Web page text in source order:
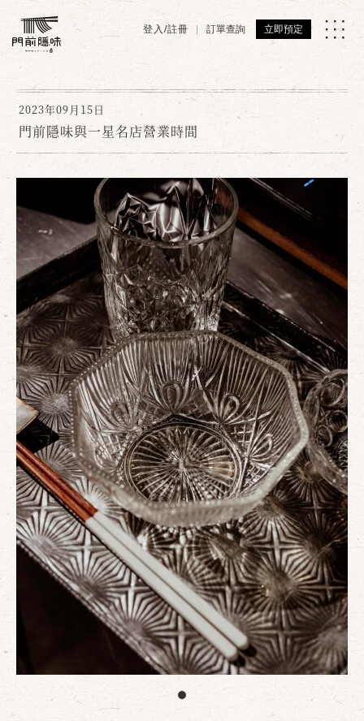
登入/註冊 訂單查詢 立即預定
2023年09月15日
門前隱味與一星名店營業時間